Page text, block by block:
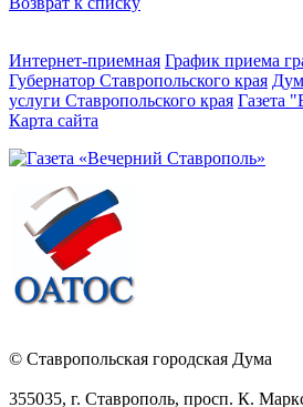
Интернет-приемная График приема
Губернатор Ставропольского края
услуги Ставропольского края Газета
Карта сайта
© Ставропольская городская Дума
355035, г. Ставрополь, просп. К.